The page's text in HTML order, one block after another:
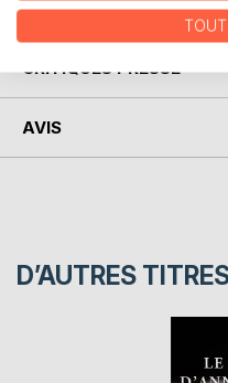
AUTEUR(S)
CRITIQUES PRESSE
AVIS
D’AUTRES